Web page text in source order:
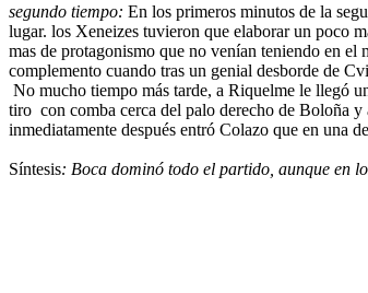
segundo tiempo: En los primeros minutos de la
lugar. los Xeneizes tuvieron que elaborar un poco
mas de protagonismo que no venían teniendo en
complemento cuando tras un genial desborde de
No mucho tiempo más tarde, a Riquelme le llegó
tiro con comba cerca del palo derecho de Boloña y
inmediatamente después entró Colazo que en una
Síntesis: Boca dominó todo el partido, aunque en